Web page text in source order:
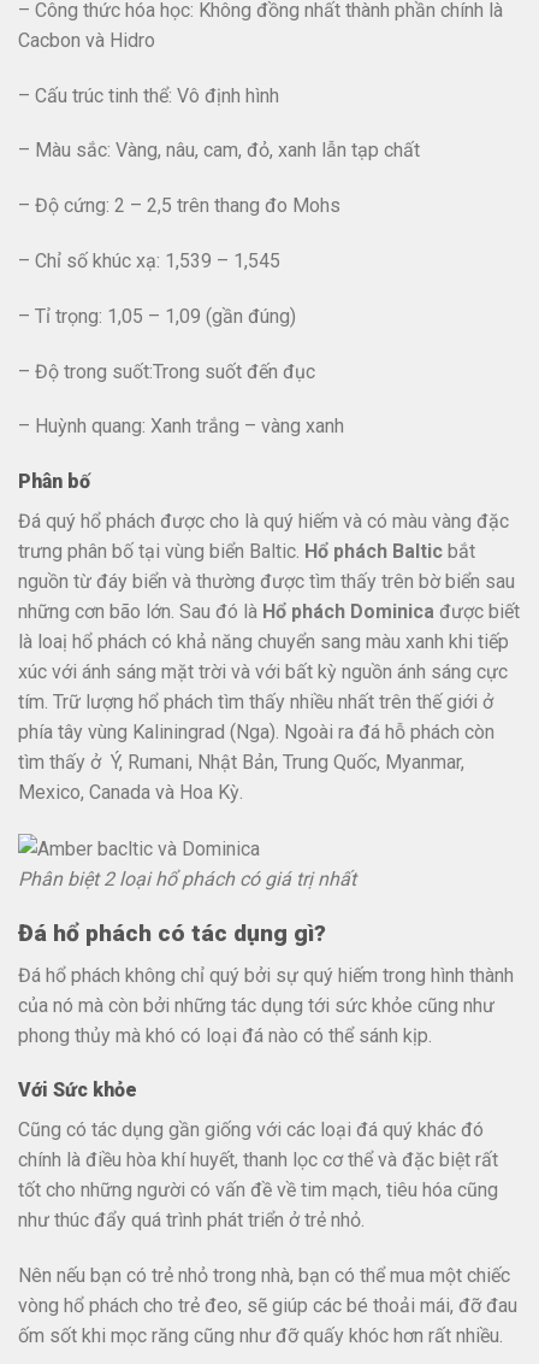
– Công thức hóa học: Không đồng nhất thành phần chính là
Cacbon và Hidro
– Cấu trúc tinh thể: Vô định hình
– Màu sắc: Vàng, nâu, cam, đỏ, xanh lẫn tạp chất
– Độ cứng: 2 – 2,5 trên thang đo Mohs
– Chỉ số khúc xạ: 1,539 – 1,545
– Tỉ trọng: 1,05 – 1,09 (gần đúng)
– Độ trong suốt:Trong suốt đến đục
– Huỳnh quang: Xanh trắng – vàng xanh
Phân bố
Đá quý hổ phách được cho là quý hiếm và có màu vàng đặc
trưng phân bố tại vùng biển Baltic. Hổ phách Baltic bắt
nguồn từ đáy biển và thường được tìm thấy trên bờ biển sau
những cơn bão lớn. Sau đó là Hổ phách Dominica được biết
là loaị hổ phách có khả năng chuyển sang màu xanh khi tiếp
xúc với ánh sáng mặt trời và với bất kỳ nguồn ánh sáng cực
tím. Trữ lượng hổ phách tìm thấy nhiều nhất trên thế giới ở
phía tây vùng Kaliningrad (Nga). Ngoài ra đá hỗ phách còn
tìm thấy ở Ý, Rumani, Nhật Bản, Trung Quốc, Myanmar,
Mexico, Canada và Hoa Kỳ.
Phân biệt 2 loại hổ phách có giá trị nhất
Đá hổ phách có tác dụng gì?
Đá hổ phách không chỉ quý bởi sự quý hiếm trong hình thành
của nó mà còn bởi những tác dụng tới sức khỏe cũng như
phong thủy mà khó có loại đá nào có thể sánh kịp.
Với Sức khỏe
Cũng có tác dụng gần giống với các loại đá quý khác đó
chính là điều hòa khí huyết, thanh lọc cơ thể và đặc biệt rất
tốt cho những người có vấn đề về tim mạch, tiêu hóa cũng
như thúc đẩy quá trình phát triển ở trẻ nhỏ.
Nên nếu bạn có trẻ nhỏ trong nhà, bạn có thể mua một chiếc
vòng hổ phách cho trẻ đeo, sẽ giúp các bé thoải mái, đỡ đau
ốm sốt khi mọc răng cũng như đỡ quấy khóc hơn rất nhiều.